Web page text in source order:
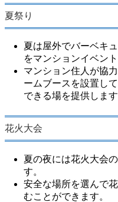
夏祭り
夏は屋外でバーベキ
をマンションイベン
マンション住人が協
ームブースを設置し
できる場を提供します
花火大会
夏の夜には花火大会
す。
安全な場所を選んで
むことができます。